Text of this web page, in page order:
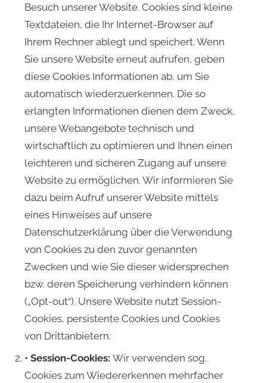
Besuch unserer Website. Cookies sind kleine
Textdateien, die Ihr Internet-Browser auf
Ihrem Rechner ablegt und speichert. Wenn
Sie unsere Website erneut aufrufen, geben
diese Cookies Informationen ab, um Sie
automatisch wiederzuerkennen. Die so
erlangten Informationen dienen dem Zweck,
unsere Webangebote technisch und
wirtschaftlich zu optimieren und Ihnen einen
leichteren und sicheren Zugang auf unsere
Website zu ermöglichen. Wir informieren Sie
dazu beim Aufruf unserer Website mittels
eines Hinweises auf unsere
Datenschutzerklärung über die Verwendung
von Cookies zu den zuvor genannten
Zwecken und wie Sie dieser widersprechen
bzw. deren Speicherung verhindern können
(„Opt-out“). Unsere Website nutzt Session-
Cookies, persistente Cookies und Cookies
von Drittanbietern:
• Session-Cookies: Wir verwenden sog.
Cookies zum Wiedererkennen mehrfacher